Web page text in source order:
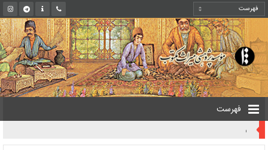
فهرست
روایت یک قرن صیانت از میراث مکتوب ایران به بیان معاون کتابخانه ملی